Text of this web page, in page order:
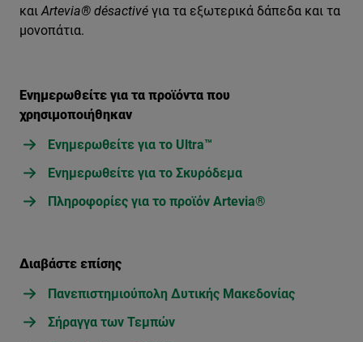
καιArtevia® désactivé για τα εξωτερικά δάπεδα και τα
μονοπάτια.
Ενημερωθείτε για τα προϊόντα που
χρησιμοποιήθηκαν
Ενημερωθείτε για το Ultra™
Ενημερωθείτε για το Σκυρόδεμα
Πληροφορίες για το προϊόν Artevia®
Διαβάστε επίσης
Πανεπιστημιούπολη Δυτικής Μακεδονίας
Σήραγγα των Τεμπών